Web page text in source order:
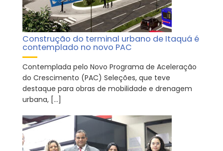
Construção do terminal urbano de Itaquá é
contemplado no novo PAC
Contemplada pelo Novo Programa de Aceleração
do Crescimento (PAC) Seleções, que teve
destaque para obras de mobilidade e drenagem
urbana, […]